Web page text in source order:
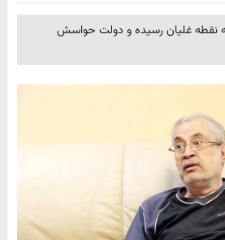
نقطه غلیان رسیده و دولت حواسش